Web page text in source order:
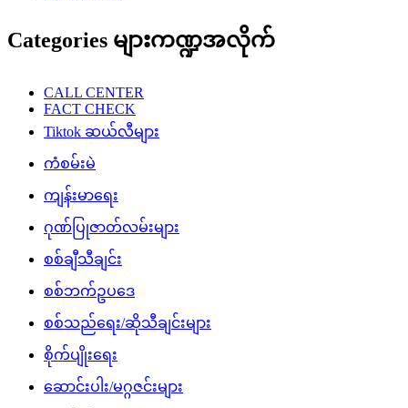
Categories များကဏ္ဍအလိုက်
CALL CENTER
FACT CHECK
Tiktok ဆယ်လီများ
ကံစမ်းမဲ
ကျန်းမာရေး
ဂုဏ်ပြုဇာတ်လမ်းများ
စစ်ချီသီချင်း
စစ်ဘက်ဥပဒေ
စစ်သည်ရေး/ဆိုသီချင်းများ
စိုက်ပျိုးရေး
ဆောင်းပါး/မဂ္ဂဇင်းများ